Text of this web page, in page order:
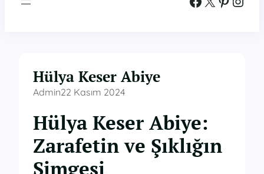
Hülya Keser Abiye
Admin22 Kasım 2024
Hülya Keser Abiye:
Zarafetin ve Şıklığın
Simgesi